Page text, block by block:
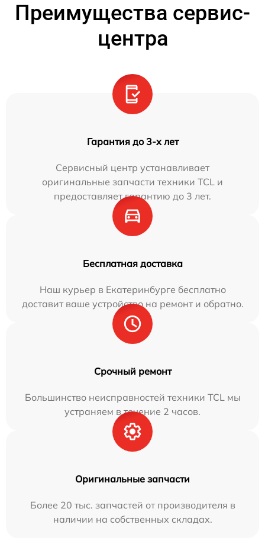
Преимущества сервис-
центра
Гарантия до 3-х лет
Сервисный центр устанавливает
оригинальные запчасти техники TCL и
предоставляет гарантию до 3 лет.
Бесплатная доставка
Наш курьер в Екатеринбурге бесплатно
доставит ваше устройство на ремонт и обратно.
Срочный ремонт
Большинство неисправностей техники TCL мы
устраняем в течение 2 часов.
Оригинальные запчасти
Более 20 тыс. запчастей от производителя в
наличии на собственных складах.